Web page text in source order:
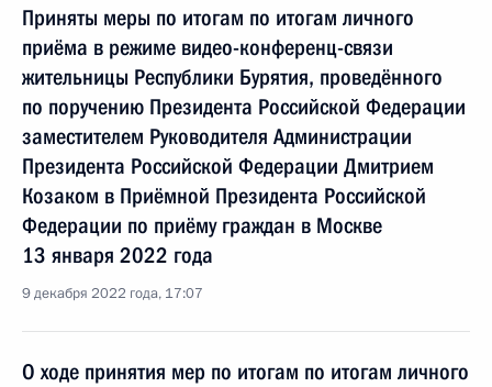
Приняты меры по итогам по итогам личного
приёма в режиме видео-конференц-связи
жительницы Республики Бурятия, проведённого
по поручению Президента Российской Федерации
заместителем Руководителя Администрации
Президента Российской Федерации Дмитрием
Козаком в Приёмной Президента Российской
Федерации по приёму граждан в Москве
13 января 2022 года
9 декабря 2022 года, 17:07
О ходе принятия мер по итогам по итогам личного